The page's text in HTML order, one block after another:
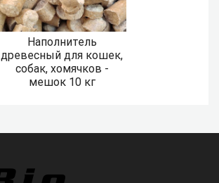
Наполнитель
древесный для кошек,
собак, хомячков -
мешок 10 кг